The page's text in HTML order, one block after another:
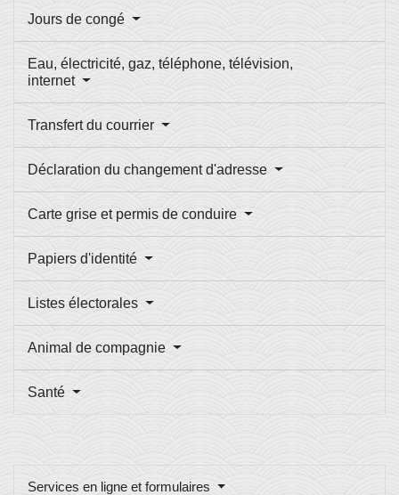
Jours de congé
Eau, électricité, gaz, téléphone, télévision,
internet
Transfert du courrier
Déclaration du changement d'adresse
Carte grise et permis de conduire
Papiers d'identité
Listes électorales
Animal de compagnie
Santé
Services en ligne et formulaires